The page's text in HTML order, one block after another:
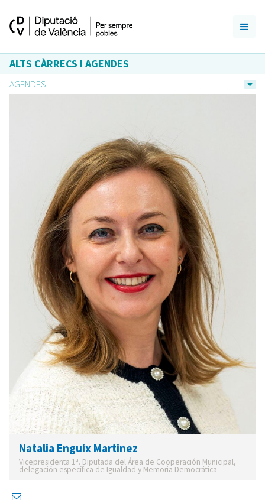
ALTS CÀRRECS I AGENDES
AGENDES
Natalia Enguix Martinez
Vicepresidenta 1ª. Diputada del Área de Cooperación Municipal,
delegación específica de Igualdad y Memoria Democrática